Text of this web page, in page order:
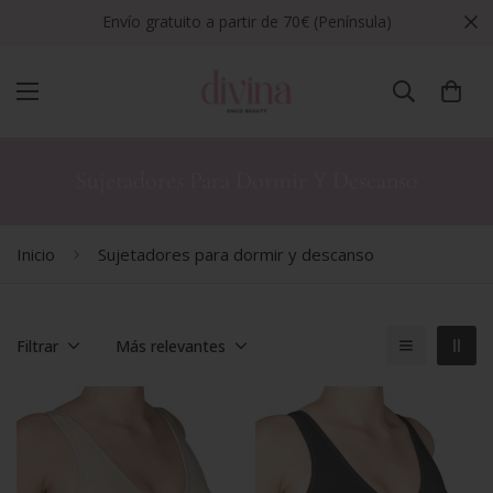
Envío gratuito a partir de 70€ (Península)
Inicio Sujetadores para dormir y descanso
Filtrar Más relevantes